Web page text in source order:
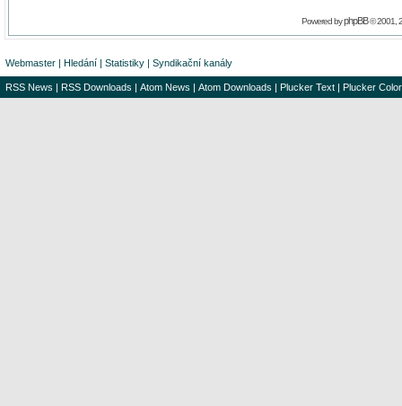
Powered byphpBB© 2001,
Webmaster | Hledání | Statistiky | Syndikační kanály
RSS News | RSS Downloads | Atom News | Atom Downloads | Plucker Text | Plucker Color